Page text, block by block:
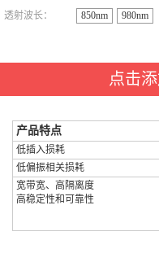
透射波长： 850nm 980nm
点击
产品特点
低插入损耗
低偏振相关损耗
宽带宽、高隔离度
高稳定性和可靠性